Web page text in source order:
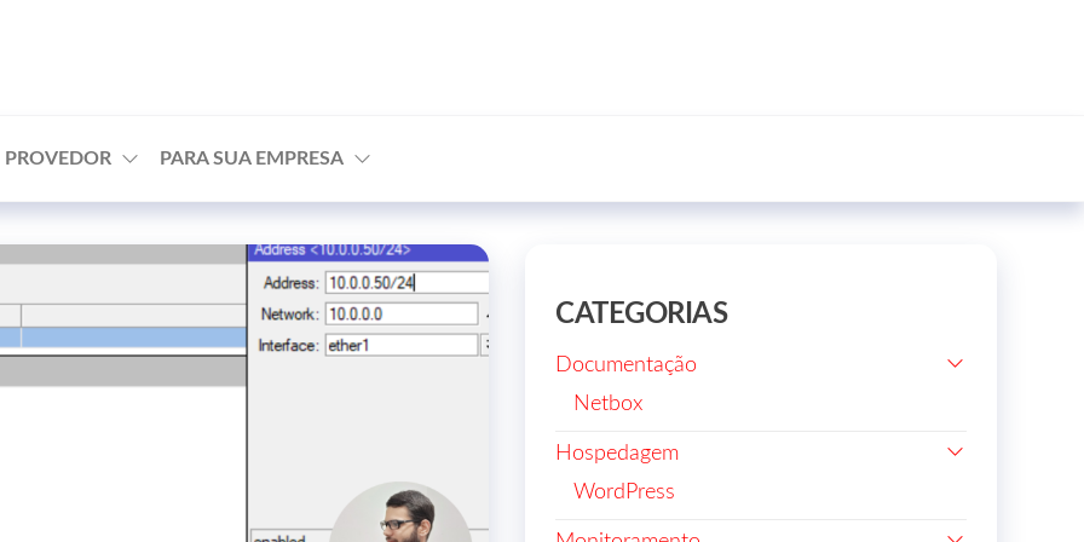
PROVEDOR PARA SUA EMPRESA
CATEGORIAS
Documentação
Netbox
Hospedagem
WordPress